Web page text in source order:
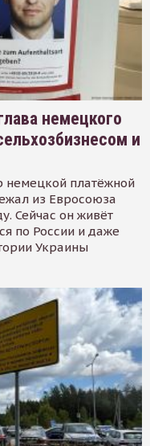
немецкого
и
платёжной
из Евросоюза
Сейчас он живёт
по России и даже
Украины